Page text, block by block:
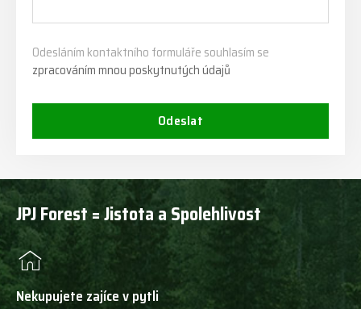
Odesláním kontaktního formuláře souhlasím se
zpracováním mnou poskytnutých údajů
Odeslat
JPJ Forest = Jistota a Spolehlivost
Nekupujete zajíce v pytli